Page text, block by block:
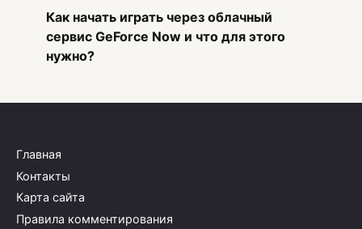
Как начать играть через облачный
сервис GeForce Now и что для этого
нужно?
Главная
Контакты
Карта сайта
Правила комментирования